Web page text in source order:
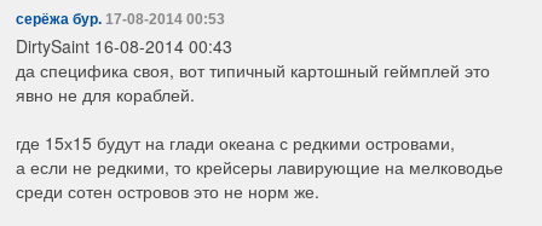
серёжа бур. 17-08-2014 00:53
DirtySaint 16-08-2014 00:43
да специфика своя, вот типичный картошный геймплей это
явно не для кораблей.
где 15х15 будут на глади океана с редкими островами,
а если не редкими, то крейсеры лавирующие на мелководье
среди сотен островов это не норм же.